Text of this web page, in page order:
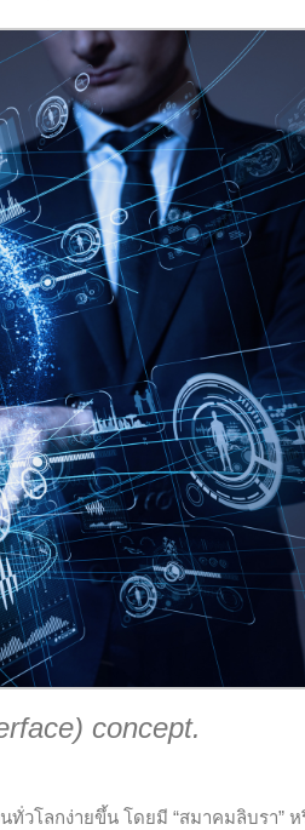
concept.
ทั่วโลกง่ายขึ้น โดยมี “สมาคมลิบรา” ห